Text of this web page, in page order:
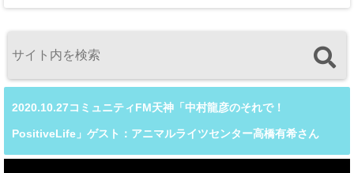
2020.10.27コミュニティFM天神「中村龍彦のそれで！
PositiveLife」ゲスト：アニマルライツセンター高橋有希さん